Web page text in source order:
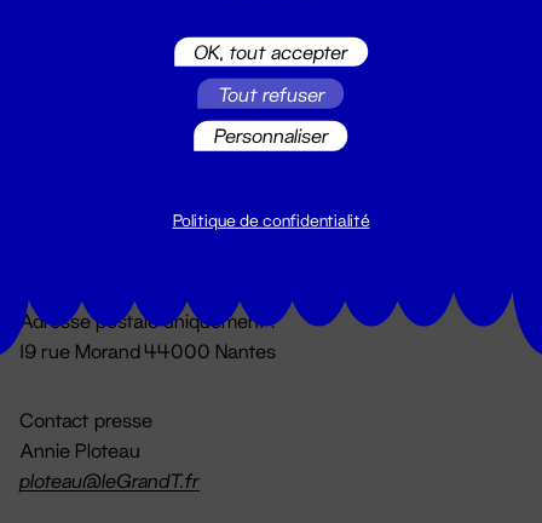
Du lundi au vendredi 14h → 18h
Adresse postale uniquement :
19 rue Morand 44000 Nantes
Contact presse
Annie Ploteau
ploteau@leGrandT.fr
OK, tout accepter
Tout refuser
Personnaliser
Politique de confidentialité